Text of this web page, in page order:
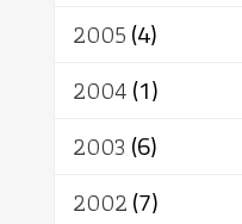
2005(4)
2004(1)
2003 (6)
2002(7)